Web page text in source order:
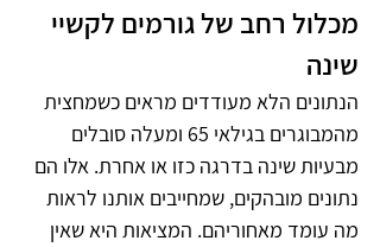
מכלול רחב של גורמים לקשיי
שינה
הנתונים הלא מעודדים מראים כשמחצית
מהמבוגרים בגילאי 65 ומעלה סובלים
מבעיות שינה בדרגה כזו או אחרת. אלו הם
נתונים מובהקים, שמחייבים אותנו לראות
מה עומד מאחוריהם. המציאות היא שאין